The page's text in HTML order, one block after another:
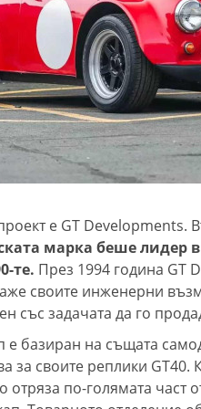
е GT
марка беше лидер
те. През 1994 година GT
своите инженерни
със задачата да го
е базиран на същата
за своите реплики GT40.
отряза по-голямата част